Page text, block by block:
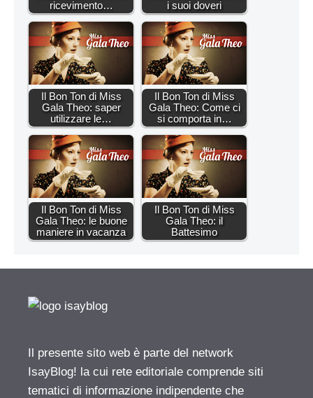
ricevimento…
i suoi doveri
Il Bon Ton di Miss
Gala Theo: saper
utilizzare le…
Il Bon Ton di Miss
Gala Theo: Come ci
si comporta in…
Il Bon Ton di Miss
Gala Theo: le buone
maniere in vacanza
Il Bon Ton di Miss
Gala Theo: il
Battesimo
Il presente sito web è parte del network
IsayBlog! la cui rete editoriale comprende siti
tematici di informazione indipendente che